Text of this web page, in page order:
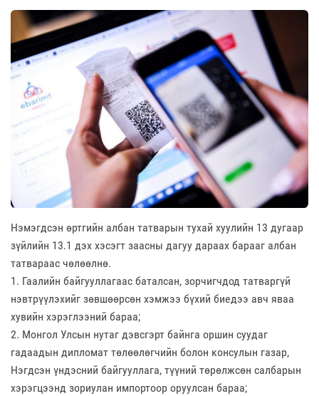
Нэмэгдсэн өртгийн албан татварын тухай хуулийн 13 дугаар
зүйлийн 13.1 дэх хэсэгт заасны дагуу дараах барааг албан
татвараас чөлөөлнө.
1. Гаалийн байгууллагаас баталсан, зорчигчдод татваргүй
нэвтрүүлэхийг зөвшөөрсөн хэмжээ бүхий биедээ авч яваа
хувийн хэрэглээний бараа;
2. Монгол Улсын нутаг дэвсгэрт байнга оршин суудаг
гадаадын дипломат төлөөлөгчийн болон консулын газар,
Нэгдсэн үндэсний байгууллага, түүний төрөлжсөн салбарын
хэрэгцээнд зориулан импортоор оруулсан бараа;